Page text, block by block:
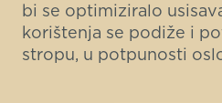
bi se optimiziralo
korištenja se podiže i
stropu, u potpunosti